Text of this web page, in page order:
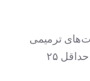
ترمیمی
مناسب (مانند ملات‌های اپوکسی یا سیمانی اصلاح‌شده با پلیمر) ترمیم و صاف شوند. گوشه‌ها و لبه‌های تیز در محل اعمال FRP باید گرد شوند (با شعاع حداقل ۲۵